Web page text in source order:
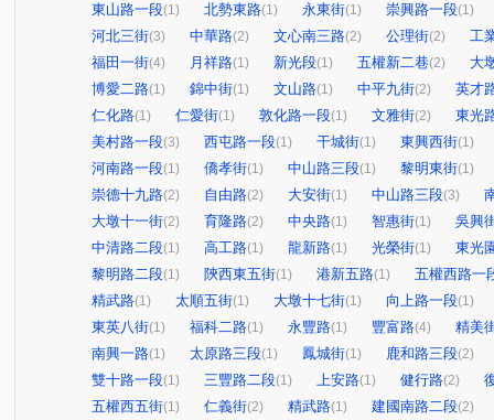
東山路一段(1) 北勢東路(1) 永東街(1) 崇興路一段(1)
河北三街(3) 中華路(2) 文心南三路(2) 公理街(2)
工
福田一街(4) 月祥路(1) 新光段(1) 五權新二巷(2)
大
博愛二路(1) 錦中街(1) 文山路(1) 中平九街(2)
英才
仁化路(1) 仁愛街(1) 敦化路一段(1) 文雅街(2)
東光
美村路一段(3) 西屯路一段(1) 干城街(1) 東興西街(1)
河南路一段(1) 僑孝街(1) 中山路三段(1) 黎明東街(1)
崇德十九路(2) 自由路(2) 大安街(1) 中山路三段(3)
大墩十一街(2) 育隆路(2) 中央路(1) 智惠街(1)
吳興
中清路二段(1) 高工路(1) 龍新路(1) 光榮街(1)
東光
黎明路二段(1) 陝西東五街(1) 港新五路(1)
五權西路一
精武路(1) 太順五街(1) 大墩十七街(1) 向上路一段(1)
東英八街(1) 福科二路(1) 永豐路(1) 豐富路(4)
精美
南興一路(1) 太原路三段(1) 鳳城街(1) 鹿和路三段(2)
雙十路一段(1) 三豐路二段(1) 上安路(1) 健行路(2)
五權西五街(1) 仁義街(2) 精武路(1) 建國南路二段(2)